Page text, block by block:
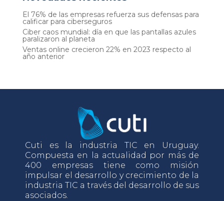
El 76% de las empresas refuerza sus defensas para
calificar para ciberseguros
Ciber caos mundial: día en que las pantallas azules
paralizaron al planeta
Ventas online crecieron 22% en 2023 respecto al
año anterior
Cuti es la industria TIC en Uruguay.
Compuesta en la actualidad por más de
400 empresas tiene como misión
impulsar el desarrollo y crecimiento de la
industria TIC a través del desarrollo de sus
asociados.